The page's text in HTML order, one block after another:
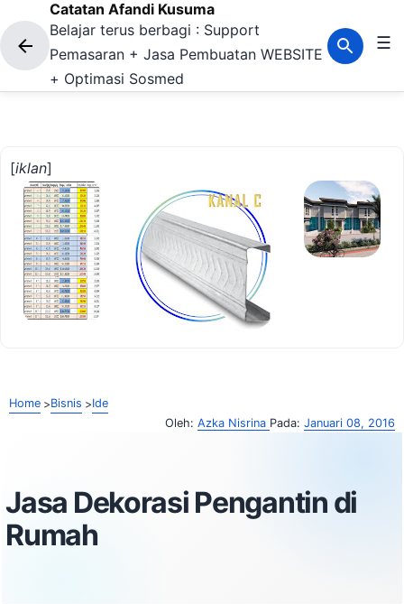
Langsung ke konten utama
Catatan Afandi Kusuma
Belajar terus berbagi : Support
Pemasaran + Jasa Pembuatan WEBSITE
+ Optimasi Sosmed
☰
[iklan]
Home Bisnis
Ide
Oleh: Azka Nisrina Pada: Januari 08, 2016
Jasa Dekorasi Pengantin di
Rumah